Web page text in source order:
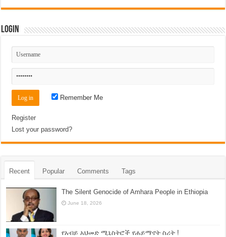
Login
Remember Me
Register
Lost your password?
Recent Popular Comments Tags
The Silent Genocide of Amhara People in Ethiopia
June 18, 2026
የአብይ አህመድ ሚኒስትሮች የሐይማኖት ስሪት !